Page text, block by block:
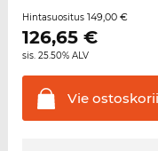
Hintasuositus 149,00 €
126,65€
sis. 25.50% ALV
Vie